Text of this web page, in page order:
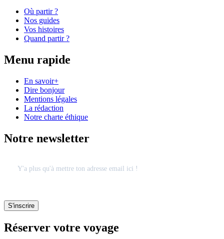
Où partir ?
Nos guides
Vos histoires
Quand partir ?
Menu rapide
En savoir+
Dire bonjour
Mentions légales
La rédaction
Notre charte éthique
Notre newsletter
Réserver votre voyage